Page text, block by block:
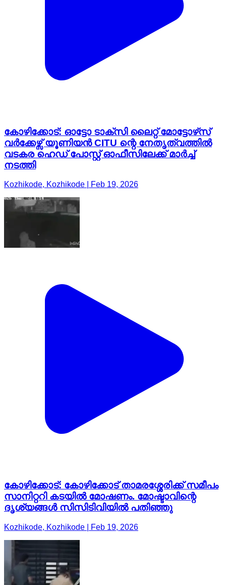
കോഴിക്കോട്: ഓട്ടോ ടാക്സി ലൈറ്റ് മോട്ടോഴ്‌സ്
വർക്കേഴ്സ് യൂണിയൻ CITU ന്റെ നേതൃത്വത്തിൽ
വടകര ഹെഡ് പോസ്റ്റ് ഓഫീസിലേക്ക് മാർച്ച്
നടത്തി
Kozhikode, Kozhikode | Feb 19, 2026
കോഴിക്കോട്: കോഴിക്കോട് താമരശ്ശേരിക്ക് സമീപം
സാനിറ്ററി കടയിൽ മോഷണം. മോഷ്ടാവിന്റെ
ദൃശ്യങ്ങൾ സിസിടിവിയിൽ പതിഞ്ഞു
Kozhikode, Kozhikode | Feb 19, 2026